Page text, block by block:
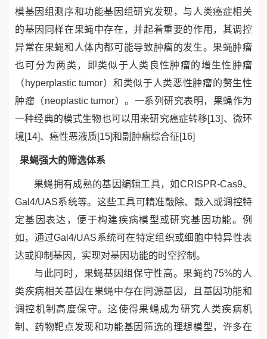
模基因组测序和功能基因组研究发现，与人类癌症相关
的基因同样在果蝇中存在，并起着重要的作用，其调控
异常在果蝇和人体内都可能导致肿瘤的发生。果蝇肿瘤
也可分为两类，即类似于人类良性肿瘤的增生性肿瘤
（ hyperplastic tumor）和类似于人类恶性肿瘤的赘生性
肿瘤（neoplastic tumor）。一系列研究表明，果蝇作为
一种经典的模式生物也可以用来研究癌症转移[13] 、微环
境[14]、 癌性恶液质[15]和副肿瘤综合征[16]
果蝇强大的筛选体系
果蝇拥有成熟的基因编辑工具，如CRISPR-Cas9、
Gal4/UAS系统等。这些工具可精准敲除、敲入或调控特
定基因表达，便于构建疾病模型或研究基因功能。例
如，通过Gal4/UAS系统可在特定组织或细胞中特异性表
达或抑制基因，实现对基因功能的时空控制。
与此同时，果蝇基因组保守性高。果蝇约75%的人
类疾病相关基因在果蝇中存在同源基因，且基因功能和
调控机制高度保守。这使得果蝇成为研究人类疾病机
制、药物靶点发现和功能基因筛选的理想模型，许多在